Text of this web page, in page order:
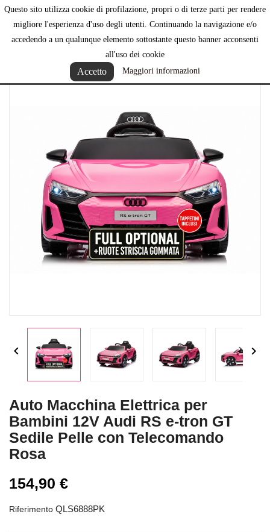
Questo sito utilizza cookie di profilazione, propri o di terze parti per rendere
migliore l'esperienza d'uso degli utenti. Continuando la navigazione e/o
accedendo a un qualunque elemento sottostante questo banner acconsenti
all'uso dei cookie
Accetto Maggiori informazioni

 
Auto Macchina Elettrica per
Bambini 12V Audi RS e-tron GT
Sedile Pelle con Telecomando
Rosa
154,90 €
Riferimento QLS6888PK